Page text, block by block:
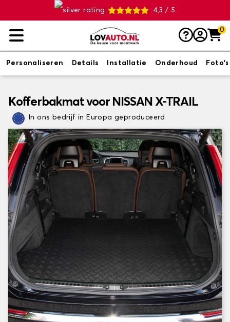
4,3 / 5
0
Personaliseren Details Installatie Onderhoud Foto's
Kofferbakmat voor NISSAN X-TRAIL
In ons bedrijf in Europa geproduceerd